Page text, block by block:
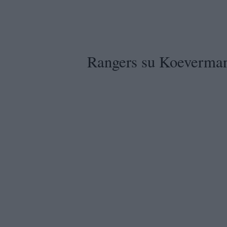
Rangers su